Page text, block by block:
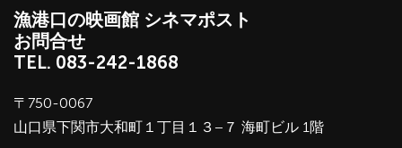
漁港口の映画館 シネマポスト
お問合せ
TEL. 083-242-1868
〒750-0067
山口県下関市大和町１丁目１３−７ 海町ビル 1階